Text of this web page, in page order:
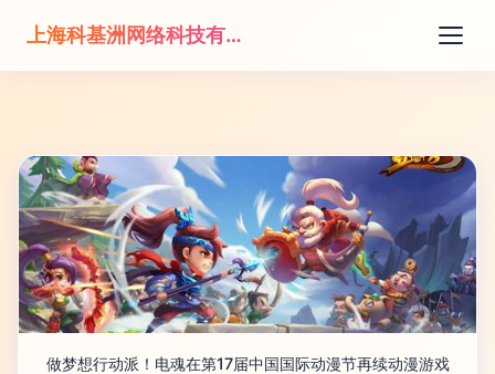
上海科基洲网络科技有限公司
做梦想行动派！电魂在第17届中国国际动漫节再续动漫游戏